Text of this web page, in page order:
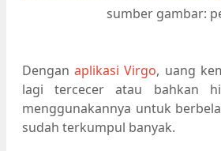
sumber gambar:
Denganaplikasi Virgo, uang
lagi tercecer atau bahkan
menggunakannya untuk
sudah terkumpul banyak.